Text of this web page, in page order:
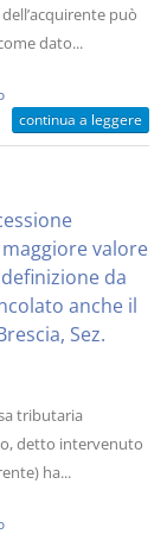
può
dato...
continua a leggere
valore
da
anche il
Sez.
tributaria
detto intervenuto
ha...